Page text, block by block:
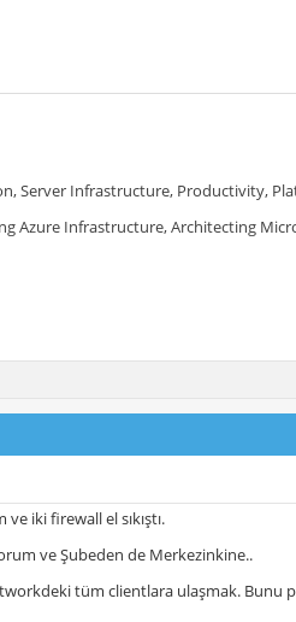
Server Infrastructure, Productivity,
Azure Infrastructure, Architecting
ve iki firewall el sıkıştı.
ve Şubeden de Merkezinkine..
tüm clientlara ulaşmak. Bunu